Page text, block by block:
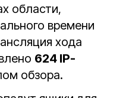
области,
времени
хода
624 IP-
обзора.